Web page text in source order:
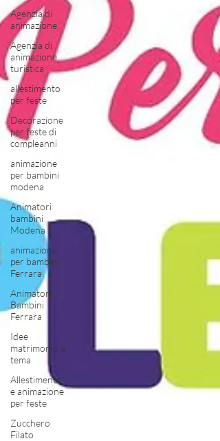
Agenzia di
animazione
Agenzia di
animazione
turistica
allestimento
per feste
Decorazione
per feste di
compleanni
animazione
per bambini
modena
Animatori
bambini
Modena
animazione
per bambini
Ferrara
Animatori
Bambini
Ferrara
Idee
matrimonio a
tema
Allestimento
e animazione
per feste
Zucchero
Filato